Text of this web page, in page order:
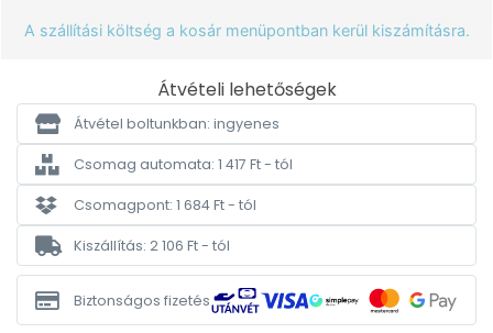
A szállítási költség a kosár menüpontban kerül kiszámításra.
Átvételi lehetőségek
Átvétel boltunkban: ingyenes
Csomag automata: 1 417 Ft - tól
Csomagpont: 1 684 Ft - tól
Kiszállítás: 2 106 Ft - tól
Biztonságos fizetés